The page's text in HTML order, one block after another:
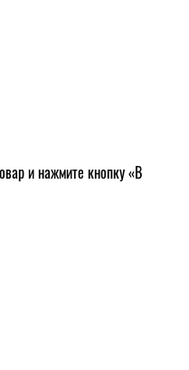
и нажмите кнопку «В